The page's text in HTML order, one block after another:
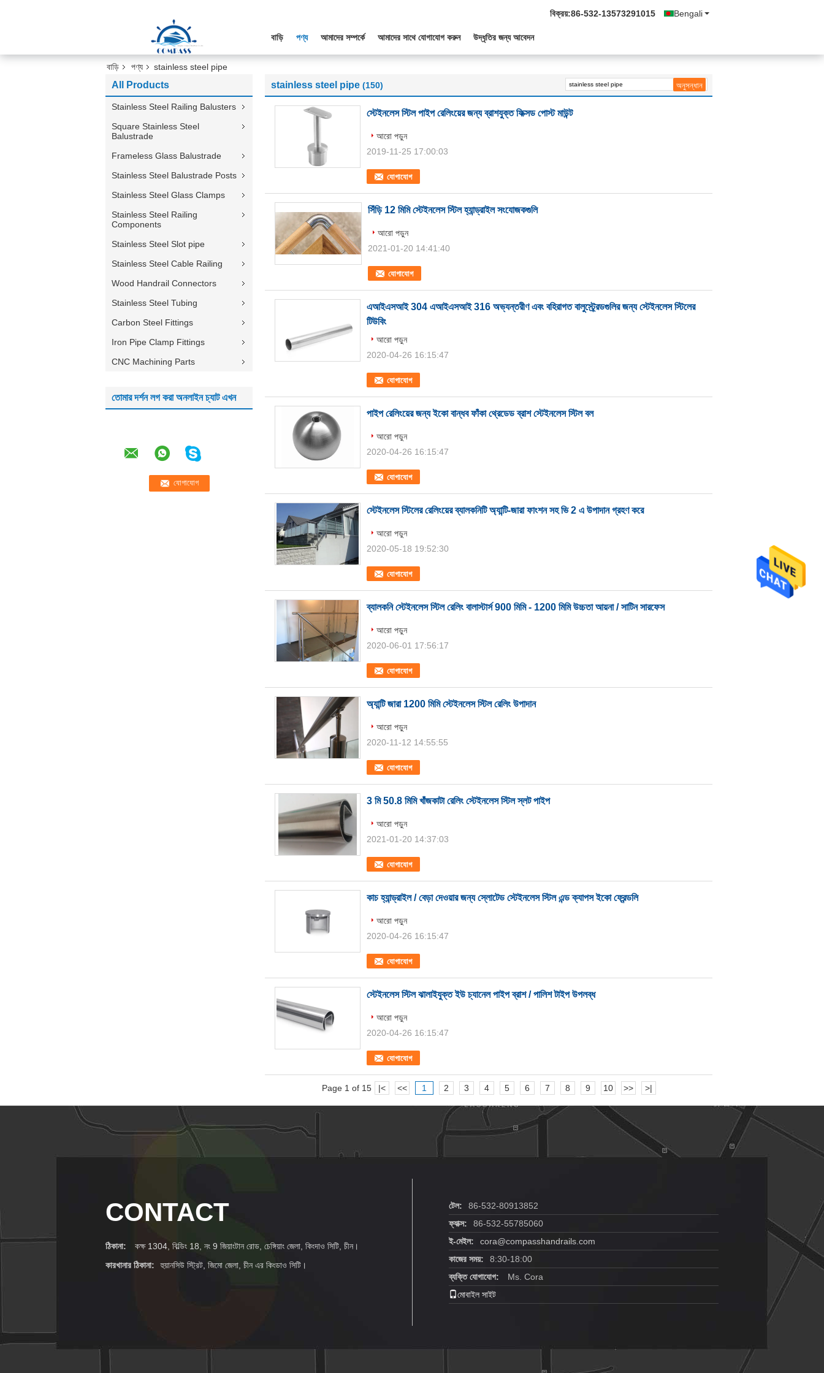
Bengali
বিক্রয়:86-532-13573291015
বাড়ি পণ্য আমাদের সম্পর্কে আমাদের সাথে যোগাযোগ করুন উদ্ধৃতির জন্য আবেদন
বাড়ি পণ্য stainless steel pipe
All Products
Stainless Steel Railing Balusters
Square Stainless Steel
Balustrade
Frameless Glass Balustrade
Stainless Steel Balustrade Posts
Stainless Steel Glass Clamps
Stainless Steel Railing
Components
Stainless Steel Slot pipe
Stainless Steel Cable Railing
Wood Handrail Connectors
Stainless Steel Tubing
Carbon Steel Fittings
Iron Pipe Clamp Fittings
CNC Machining Parts
তোমার দর্শন লগ করা অনলাইন চ্যাট এখন
stainless steel pipe (150)
স্টেইনলেস স্টিল পাইপ রেলিংয়ের জন্য ব্রাশযুক্ত ফিক্সড পোস্ট মাউন্ট
যোগাযোগ
আরো পড়ুন
2019-11-25 17:00:03
সিঁড়ি 12 মিমি স্টেইনলেস স্টিল হ্যান্ড্রাইল সংযোজকগুলি
যোগাযোগ
আরো পড়ুন
2021-01-20 14:41:40
এআইএসআই 304 এআইএসআই 316 অভ্যন্তরীণ এবং বহিরাগত বালুস্ট্র্রেডগুলির জন্য স্টেইনলেস স্টিলের
টিউবিং
যোগাযোগ
আরো পড়ুন
2020-04-26 16:15:47
পাইপ রেলিংয়ের জন্য ইকো বান্ধব ফাঁকা থ্রেডেড ব্রাশ স্টেইনলেস স্টিল বল
যোগাযোগ
আরো পড়ুন
2020-04-26 16:15:47
স্টেইনলেস স্টিলের রেলিংয়ের ব্যালকনিটি অ্যান্টি-জারা ফাংশন সহ ভি 2 এ উপাদান গ্রহণ করে
যোগাযোগ
আরো পড়ুন
2020-05-18 19:52:30
ব্যালকনি স্টেইনলেস স্টিল রেলিং বালাস্টার্স 900 মিমি - 1200 মিমি উচ্চতা আয়না / সাটিন সারফেস
যোগাযোগ
আরো পড়ুন
2020-06-01 17:56:17
অ্যান্টি জারা 1200 মিমি স্টেইনলেস স্টিল রেলিং উপাদান
যোগাযোগ
আরো পড়ুন
2020-11-12 14:55:55
3 মি 50.8 মিমি খাঁজকাটা রেলিং স্টেইনলেস স্টিল স্লট পাইপ
যোগাযোগ
আরো পড়ুন
2021-01-20 14:37:03
কাচ হ্যান্ড্রাইল / বেড়া দেওয়ার জন্য স্লোটেড স্টেইনলেস স্টিল এন্ড ক্যাপস ইকো ফ্রেন্ডলি
যোগাযোগ
আরো পড়ুন
2020-04-26 16:15:47
স্টেইনলেস স্টিল ঝালাইযুক্ত ইউ চ্যানেল পাইপ ব্রাশ / পালিশ টাইপ উপলব্ধ
যোগাযোগ
আরো পড়ুন
2020-04-26 16:15:47
Page 1 of 15 |< << 1 2 3 4 5 6 7 8 9 10 >> >|
CONTACT
ঠিকানা:
কক্ষ 1304, বিল্ডিং 18, নং 9 জিয়াংটান রোড, চেঙ্গিয়াং জেলা, কিংদাও সিটি, চীন।
কারখানার ঠিকানা:
হুয়ানসিউ স্ট্রিট, জিমো জেলা, চীন এর কিংডাও সিটি।
টেল:
86-532-80913852
ফ্যাক্স:
86-532-55785060
ই-মেইল:
cora@compasshandrails.com
কাজের সময়:
8:30-18:00
ব্যক্তি যোগাযোগ:
Ms. Cora
মোবাইল সাইট